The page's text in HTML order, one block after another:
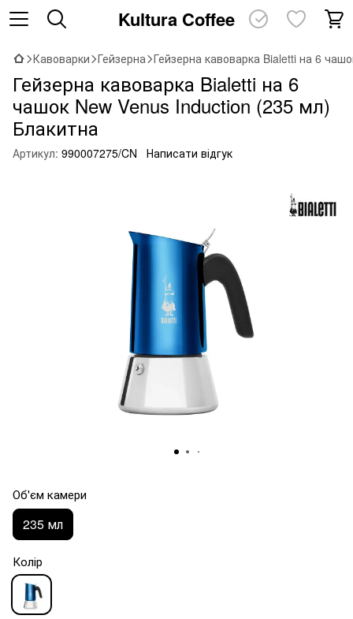
Kultura Coffee
Кавоварки Гейзерна Гейзерна кавоварка Bialetti на 6
Гейзерна кавоварка Bialetti на 6
чашок New Venus Induction (235 мл)
Блакитна
Артикул: 990007275/CN Написати відгук
Об'єм камери
235 мл
Колір